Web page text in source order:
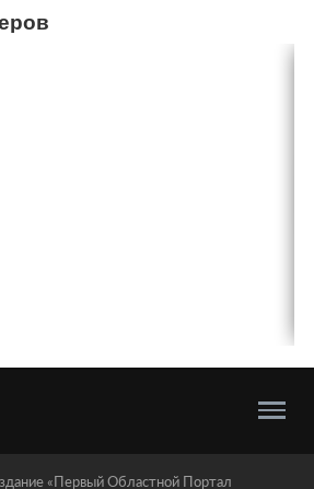
«Первый Областной Портал